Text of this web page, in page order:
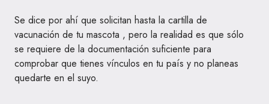
Se dice por ahí que solicitan hasta la cartilla de
vacunación de tu mascota , pero la realidad es que sólo
se requiere de la documentación suficiente para
comprobar que tienes vínculos en tu país y no planeas
quedarte en el suyo.